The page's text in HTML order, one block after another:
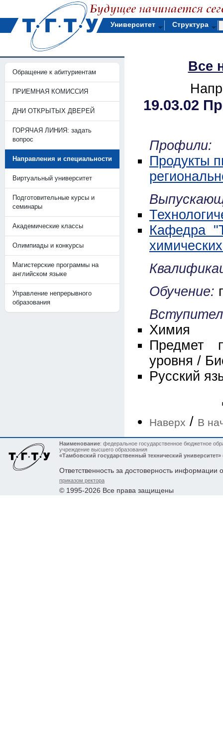
Университет Структура
Обращение к абитуриентам
ПРИЕМНАЯ КОМИССИЯ
ДНИ ОТКРЫТЫХ ДВЕРЕЙ
ГОРЯЧАЯ ЛИНИЯ: задать
вопрос
Направления и специальности
Виртуальный университет
Подготовительные курсы и
семинары
Академические классы
Олимпиады и конкурсы
Магистерские программы на
английском языке
Управление непрерывного
образования
Все
19.03.02
Профили:
Продукты
Кафедра
Обучение:
Химия
Предмет
уровня /
Русский
Наверх / В
Наименование: федеральное государственное бюджетное
учреждение высшего образования
«Тамбовский государственный технический
Ответственность за достоверность информации
приказом ректора
© 1995-2026 Все права защищены